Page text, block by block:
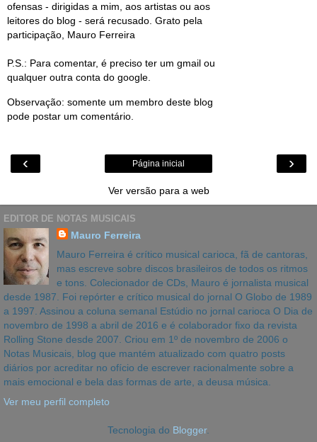
ofensas - dirigidas a mim, aos artistas ou aos
leitores do blog - será recusado. Grato pela
participação, Mauro Ferreira
P.S.: Para comentar, é preciso ter um gmail ou
qualquer outra conta do google.
Observação: somente um membro deste blog
pode postar um comentário.
‹ ›
Página inicial
Ver versão para a web
EDITOR DE NOTAS MUSICAIS
Mauro Ferreira
Mauro Ferreira é crítico musical carioca, fã de cantoras,
mas escreve sobre discos brasileiros de todos os ritmos
e tons. Colecionador de CDs, Mauro é jornalista musical
desde 1987. Foi repórter e crítico musical do jornal O Globo de 1989
a 1997. Assinou a coluna semanal Estúdio no jornal carioca O Dia de
novembro de 1998 a abril de 2016 e é colaborador fixo da revista
Rolling Stone desde 2007. Criou em 1º de novembro de 2006 o
Notas Musicais, blog que mantém atualizado com quatro posts
diários por acreditar no ofício de escrever racionalmente sobre a
mais emocional e bela das formas de arte, a deusa música.
Ver meu perfil completo
Tecnologia do Blogger.